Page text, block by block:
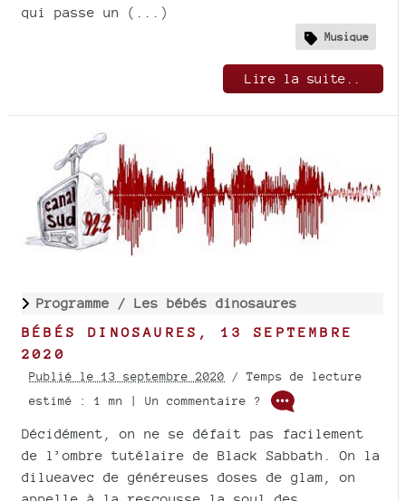
qui passe un (...)
Musique
Lire la suite..
Programme / Les bébés dinosaures
BÉBÉS DINOSAURES, 13 SEPTEMBRE
2020
Publié le 13 septembre 2020 / Temps de lecture
estimé : 1 mn | Un commentaire ?
Décidément, on ne se défait pas facilement
de l’ombre tutélaire de Black Sabbath. On la
dilueavec de généreuses doses de glam, on